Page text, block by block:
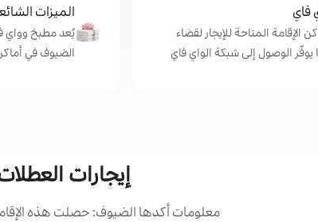
فاي
الإقامة المتاحة للإيجار لقضاء
يوفّر الوصول إلى شبكة الواي فاي
الميزات
يُعد مطبخ وواي
الضيوف في أماكن
إيجارات
معلومات أكدها الضيوف: حصلت هذه